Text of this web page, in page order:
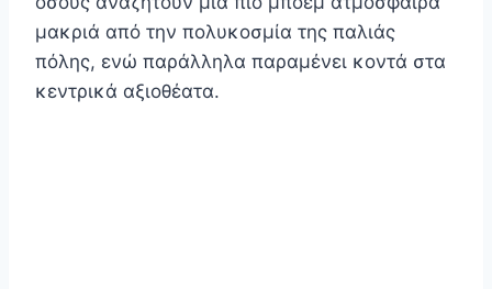
μακριά από την πολυκοσμία της παλιάς
πόλης, ενώ παράλληλα παραμένει κοντά στα
κεντρικά αξιοθέατα.